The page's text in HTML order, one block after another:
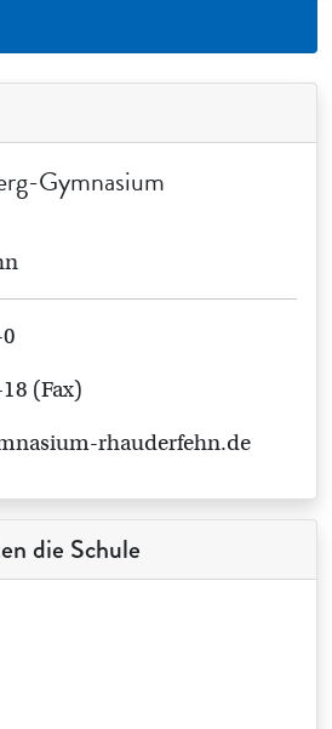
Gymnasium
(Fax)
rhauderfehn.de
die Schule